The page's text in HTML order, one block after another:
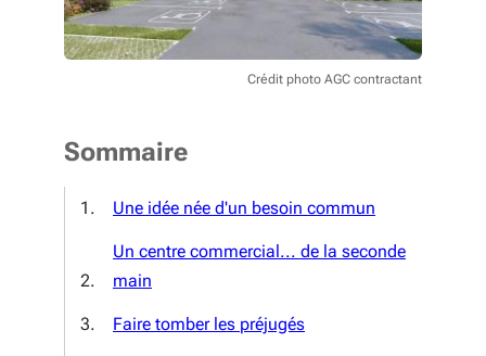
Crédit photo AGC contractant
Sommaire
Une idée née d'un besoin commun
Un centre commercial... de la seconde
main
Faire tomber les préjugés